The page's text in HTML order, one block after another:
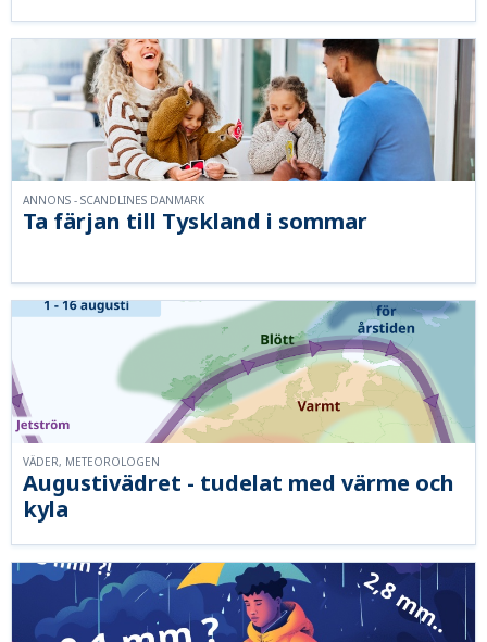
Ta färjan till Tyskland i sommar
ANNONS - SCANDLINES DANMARK
Augustivädret - tudelat med värme och
kyla
VÄDER, METEOROLOGEN